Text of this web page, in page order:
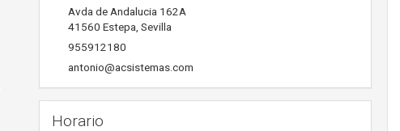
Avda de Andalucia 162A
41560 Estepa Sevilla
955912180
antonio@acsistemas.com
Horario